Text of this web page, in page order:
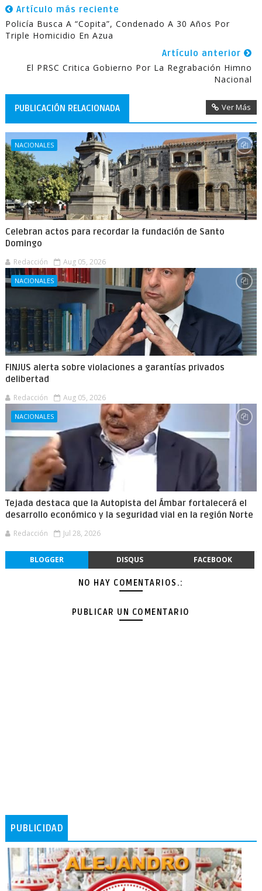
Artículo más reciente
Policía Busca A “Copita”, Condenado A 30 Años Por
Triple Homicidio En Azua
Artículo anterior
El PRSC Critica Gobierno Por La Regrabación Himno
Nacional
PUBLICACIÓN RELACIONADA Ver Más
NACIONALES
Celebran actos para recordar la fundación de Santo
Domingo
Redacción Aug 05, 2026
NACIONALES
FINJUS alerta sobre violaciones a garantías privados
delibertad
Redacción Aug 05, 2026
NACIONALES
Tejada destaca que la Autopista del Ámbar fortalecerá el
desarrollo económico y la seguridad vial en la región Norte
Redacción Jul 28, 2026
BLOGGER DISQUS FACEBOOK
NO HAY COMENTARIOS.:
PUBLICAR UN COMENTARIO
PUBLICIDAD